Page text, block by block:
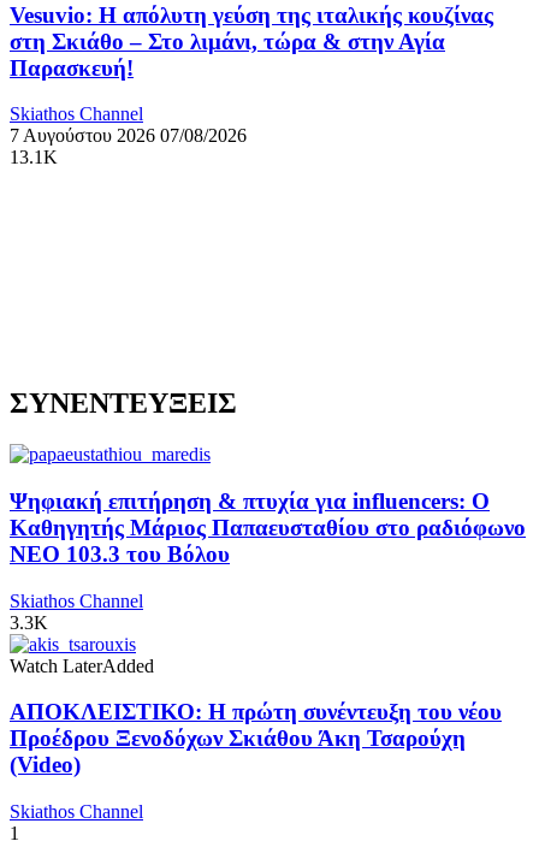
Vesuvio: Η απόλυτη γεύση της ιταλικής κουζίνας
στη Σκιάθο – Στο λιμάνι, τώρα & στην Αγία
Παρασκευή!
Skiathos Channel
7 Αυγούστου 2026 07/08/2026
13.1K
ΣΥΝΕΝΤΕΥΞΕΙΣ
Ψηφιακή επιτήρηση & πτυχία για influencers: Ο
Καθηγητής Μάριος Παπαευσταθίου στο ραδιόφωνο
NEO 103.3 του Βόλου
Skiathos Channel
3.3K
Watch LaterAdded
ΑΠΟΚΛΕΙΣΤΙΚΟ: Η πρώτη συνέντευξη του νέου
Προέδρου Ξενοδόχων Σκιάθου Άκη Τσαρούχη
(Video)
Skiathos Channel
1